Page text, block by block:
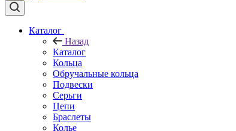
Каталог
Назад
Каталог
Кольца
Обручальные кольца
Подвески
Серьги
Цепи
Браслеты
Колье